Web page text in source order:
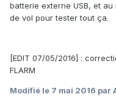
batterie externe USB, et
de vol pour tester tout ça.
[EDIT 07/05/2016] :
FLARM
Modifié le 7 mai 2016 par